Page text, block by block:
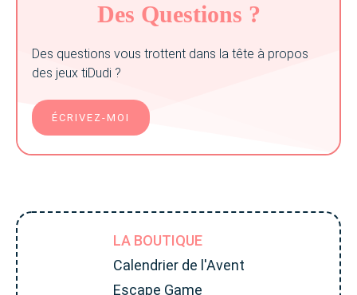
Des Questions ?
Des questions vous trottent dans la tête à propos
des jeux tiDudi ?
ÉCRIVEZ-MOI
LA BOUTIQUE
Calendrier de l'Avent
Escape Game